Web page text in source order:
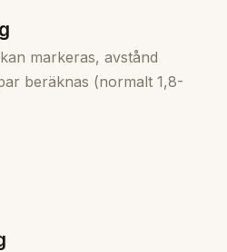
markeras, avstånd
beräknas (normalt 1,8-